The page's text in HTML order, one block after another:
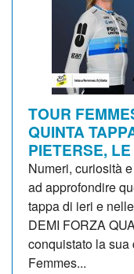
TOUR
QUINTA
PIETERSE,
Numeri, curiosità
ad approfondire
tappa di ieri e
DEMI FORZA
conquistato la sua
Femmes...